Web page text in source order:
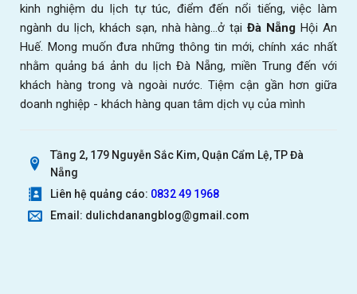
kinh nghiệm du lịch tự túc, điểm đến nổi tiếng, việc làm
ngành du lịch, khách sạn, nhà hàng...ở tạiĐà Nẵng Hội An
Huế. Mong muốn đưa những thông tin mới, chính xác nhất
nhằm quảng bá ảnh du lịch Đà Nẵng, miền Trung đến với
khách hàng trong và ngoài nước. Tiệm cận gần hơn giữa
doanh nghiệp - khách hàng quan tâm dịch vụ của mình
Tầng 2, 179 Nguyễn Sắc Kim, Quận Cẩm Lệ, TP Đà
Nẵng
Liên hệ quảng cáo: 0832 49 1968
Email: dulichdanangblog@gmail.com